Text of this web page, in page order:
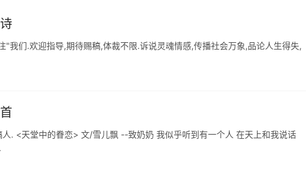
我们.欢迎指导,期待赐稿,体裁不限.诉说灵魂情感,传播社会万象,品论人生得失,
. <天堂中的眷恋> 文/雪儿飘 --致奶奶 我似乎听到有一个人 在天上和我说话